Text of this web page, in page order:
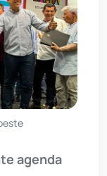
agenda